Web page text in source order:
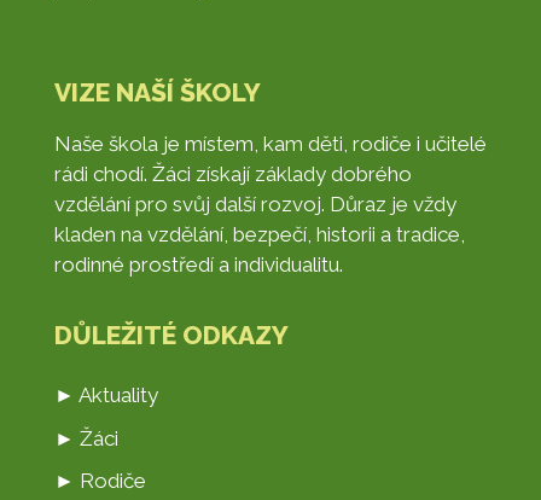
VIZE NAŠÍ ŠKOLY
Naše škola je místem, kam děti, rodiče i učitelé
rádi chodí. Žáci získají základy dobrého
vzdělání pro svůj další rozvoj. Důraz je vždy
kladen na vzdělání, bezpečí, historii a tradice,
rodinné prostředí a individualitu.
DŮLEŽITÉ ODKAZY
► Aktuality
► Žáci
► Rodiče